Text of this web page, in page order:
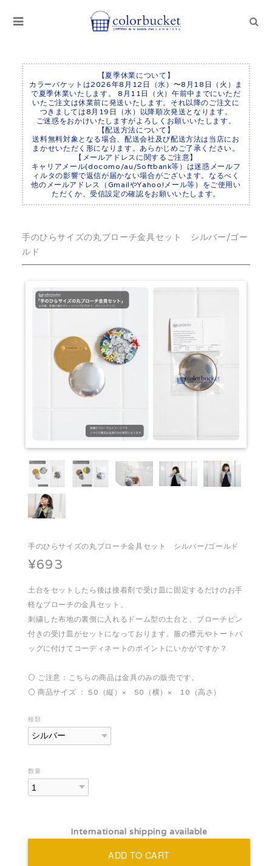
【夏季休業について】
カラーバケットは2026年8月12日（水）〜8月18日（火）ま
で夏季休業いたします。 8月11日（火）午前中までにいただ
いたご注文は休業前に発送いたします。それ以降のご注文に
つきましては8月19日（水）以降順次発送となります。
ご迷惑をおかけいたしますがよろしくお願いいたします。
【配送方法について】
送料無料対象となる場合、配送会社及び配送方法は当店にお
まかせいただく形になります。あらかじめご了承ください。
【メールアドレスに関するご注意】
キャリアメール(docomo/au/Softbank等）は迷惑メールフ
ィルタの影響で返信が届かない場合がございます。なるべく
他のメールアドレス（GmailやYahoo!メール等）をご使用い
ただくか、受信設定の確認をお願いいたします。
手のひらサイズの丸ブローチ金具セット シルバー/ゴー
ルド
手のひらサイズの丸ブローチ金具セット シルバー/ゴールド
¥693
土台をセットしたら後は接着剤で受け皿に固定するだけのお手
軽なブローチの金具セット。
刺繍した布地の裏側に入れるドーム型の土台と、ブローチピン
付きの受け皿がセットになっております。服の襟元やトートバ
ッグに付けてコーディネートのポイントにいかがですか？
⚪️ ご注意：こちらの商品は金具のみの販売です。
⚪️ 商品サイズ ： 50（縦）× 50（横）× 10（高さ）
種類
数量
International shipping available
ADD TO CART